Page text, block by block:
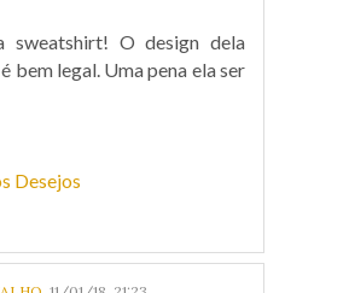
sweatshirt! O design dela
bem legal. Uma pena ela ser
Desejos